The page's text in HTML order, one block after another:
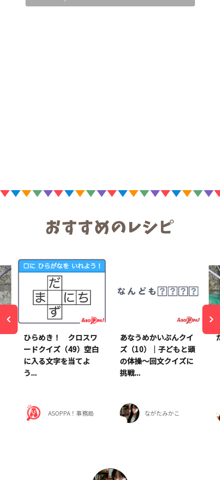
ひらめき！ クロスワ
ードクイズ（49）空白
に入る文字を当てよ
う...
ASOPPA！事務局
あなうめかいぶんクイ
ズ（10）｜子どもと頭
の体操～回文クイズに
挑戦...
ながたみかこ